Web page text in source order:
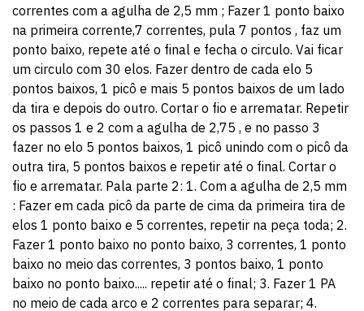
correntes com a agulha de 2,5 mm ; Fazer 1 ponto baixo
na primeira corrente,7 correntes, pula 7 pontos , faz um
ponto baixo, repete até o final e fecha o circulo. Vai ficar
um circulo com 30 elos. Fazer dentro de cada elo 5
pontos baixos, 1 picô e mais 5 pontos baixos de um lado
da tira e depois do outro. Cortar o fio e arrematar. Repetir
os passos 1 e 2 com a agulha de 2,75 , e no passo 3
fazer no elo 5 pontos baixos, 1 picô unindo com o picô da
outra tira, 5 pontos baixos e repetir até o final. Cortar o
fio e arrematar. Pala parte 2: 1. Com a agulha de 2,5 mm
: Fazer em cada picô da parte de cima da primeira tira de
elos 1 ponto baixo e 5 correntes, repetir na peça toda; 2.
Fazer 1 ponto baixo no ponto baixo, 3 correntes, 1 ponto
baixo no meio das correntes, 3 pontos baixo, 1 ponto
baixo no ponto baixo..... repetir até o final; 3. Fazer 1 PA
no meio de cada arco e 2 correntes para separar; 4.